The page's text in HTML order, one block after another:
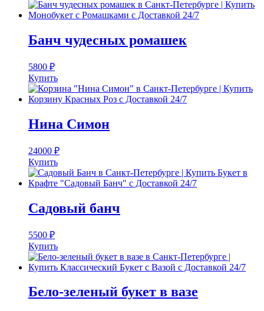
Банч чудесных ромашек
5800 ₽
Купить
Нина Симон
24000 ₽
Купить
Садовый банч
5500 ₽
Купить
Бело-зеленый букет в вазе